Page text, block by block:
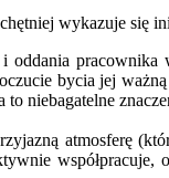
wykazuje się
oddania pracownika
bycia jej ważną
niebagatelne
atmosferę
współpracuje,